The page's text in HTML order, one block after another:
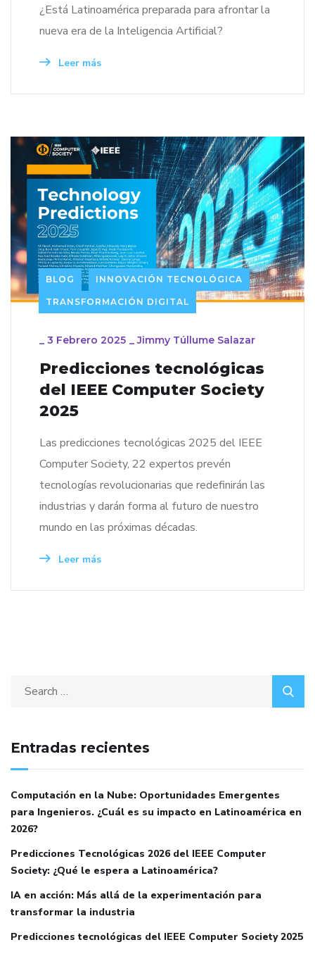
¿Está Latinoamérica preparada para afrontar la
nueva era de la Inteligencia Artificial?
Leer más
BLOG INNOVACIÓN TECNOLÓGICA
TRANSFORMACIÓN DIGITAL
_ 3 Febrero 2025 _Jimmy Túllume Salazar
Predicciones tecnológicas
del IEEE Computer Society
2025
Las predicciones tecnológicas 2025 del IEEE
Computer Society, 22 expertos prevén
tecnologías revolucionarias que redefinirán las
industrias y darán forma al futuro de nuestro
mundo en las próximas décadas.
Leer más
Entradas recientes
Computación en la Nube: Oportunidades Emergentes
para Ingenieros. ¿Cuál es su impacto en Latinoamérica en
2026?
Predicciones Tecnológicas 2026 del IEEE Computer
Society: ¿Qué le espera a Latinoamérica?
IA en acción: Más allá de la experimentación para
transformar la industria
Predicciones tecnológicas del IEEE Computer Society 2025